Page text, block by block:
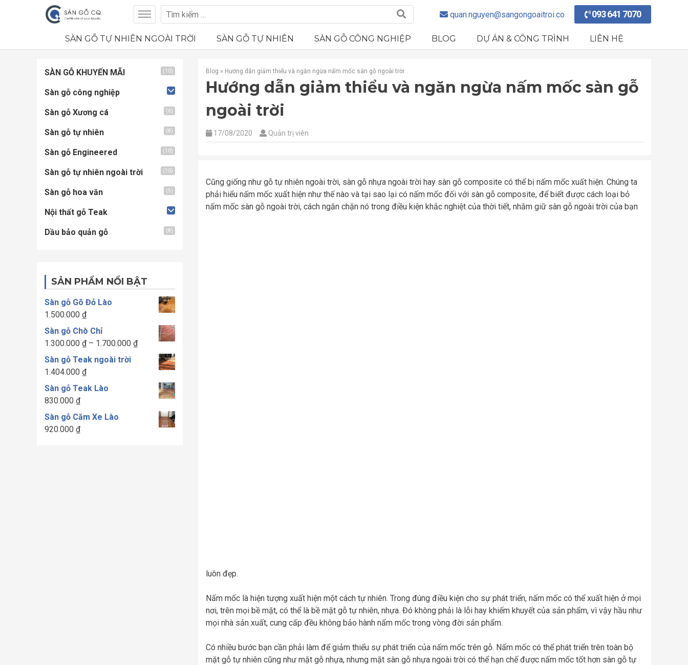
quan.nguyen@sangongoaitroi.co 093 641 7070
SÀN GỖ TỰ NHIÊN NGOÀI TRỜI SÀN GỖ TỰ NHIÊN SÀN GỖ CÔNG NGHIỆP BLOG DỰ ÁN & CÔNG TRÌNH LIÊN HỆ
Blog » Hướng dẫn giảm thiểu và ngăn ngừa nấm mốc sàn gỗ ngoài trời
Hướng dẫn giảm thiểu và ngăn ngừa nấm mốc sàn gỗ
ngoài trời
17/08/2020 Quản trị viên
Cũng giống như gỗ tự nhiên ngoài trời, sàn gỗ nhựa ngoài trời hay sàn gỗ composite có thể bị nấm mốc xuất hiện. Chúng ta
phải hiểu nấm mốc xuất hiện như thế nào và tại sao lại có nấm mốc đối với sàn gỗ composite, để biết được cách loại bỏ
nấm mốc sàn gỗ ngoài trời, cách ngăn chặn nó trong điều kiện khắc nghiệt của thời tiết, nhằm giữ sàn gỗ ngoài trời của bạn
luôn đẹp.
Nấm mốc là hiện tượng xuất hiện một cách tự nhiên. Trong đúng điều kiện cho sự phát triển, nấm mốc có thể xuất hiện ở mọi
nơi, trên mọi bề mặt, có thể là bề mặt gỗ tự nhiên, nhựa. Đó không phải là lỗi hay khiếm khuyết của sản phẩm, vì vậy hầu như
mọi nhà sản xuất, cung cấp đều không bảo hành nấm mốc trong vòng đời sản phẩm.
Có nhiều bước bạn cần phải làm để giảm thiểu sự phát triển của nấm mốc trên gỗ. Nấm mốc có thể phát triển trên toàn bộ
mặt gỗ tự nhiên cũng như mặt gỗ nhựa, nhưng mặt sàn gỗ nhựa ngoài trời có thể hạn chế được nấm mốc tốt hơn sàn gỗ tự
SÀN GỖ KHUYẾN MÃI (10)
Sàn gỗ công nghiệp
Sàn gỗ Xương cá (6)
Sàn gỗ tự nhiên (8)
Sàn gỗ Engineered (10)
Sàn gỗ tự nhiên ngoài trời (10)
Sàn gỗ hoa văn (5)
Nội thất gỗ Teak
Dầu bảo quản gỗ (8)
SẢN PHẨM NỔI BẬT
Sàn gỗ Gõ Đỏ Lào
1.500.000 ₫
Sàn gỗ Chò Chỉ
1.300.000 ₫ – 1.700.000 ₫Khoảng
Sàn gỗ Teak ngoài trời
1.404.000 ₫
Sàn gỗ Teak Lào
830.000 ₫
Sàn gỗ Căm Xe Lào
920.000 ₫